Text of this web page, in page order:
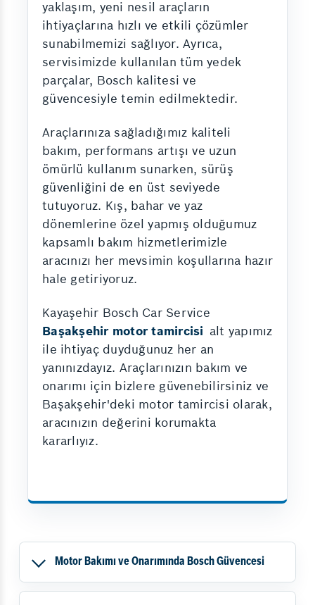
yaklaşım, yeni nesil araçların
ihtiyaçlarına hızlı ve etkili çözümler
sunabilmemizi sağlıyor. Ayrıca,
servisimizde kullanılan tüm yedek
parçalar, Bosch kalitesi ve
güvencesiyle temin edilmektedir.
Araçlarınıza sağladığımız kaliteli
bakım, performans artışı ve uzun
ömürlü kullanım sunarken, sürüş
güvenliğini de en üst seviyede
tutuyoruz. Kış, bahar ve yaz
dönemlerine özel yapmış olduğumuz
kapsamlı bakım hizmetlerimizle
aracınızı her mevsimin koşullarına hazır
hale getiriyoruz.
Kayaşehir Bosch Car Service
Başakşehir motor tamircisi alt yapımız
ile ihtiyaç duyduğunuz her an
yanınızdayız. Araçlarınızın bakım ve
onarımı için bizlere güvenebilirsiniz ve
Başakşehir'deki motor tamircisi olarak,
aracınızın değerini korumakta
kararlıyız.
Motor Bakımı ve Onarımında Bosch Güvencesi